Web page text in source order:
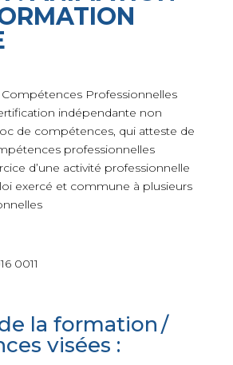
Compétences Professionnelles
indépendante non
de compétences, qui atteste de
professionnelles
d’une activité professionnelle
exercé et commune à plusieurs
0011
la formation /
visées :